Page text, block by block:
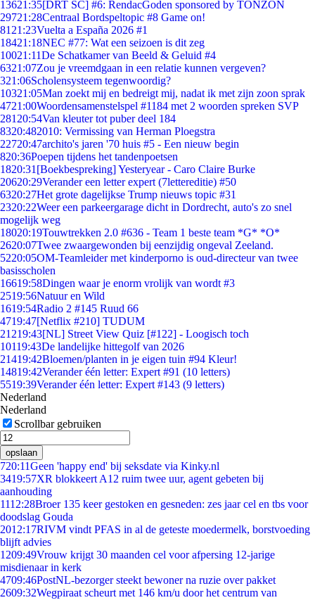
13621:35[DRT SC] #6: RendacGoden sponsored by TONZON
29721:28Centraal Bordspeltopic #8 Game on!
81 21:23Vuelta a España 2026 #1
18421:18NEC #77: Wat een seizoen is dit zeg
10021:11De Schatkamer van Beeld & Geluid #4
6321:07Zou je vreemdgaan in een relatie kunnen vergeven?
321:06Scholensysteem tegenwoordig?
10321:05Man zoekt mij en bedreigt mij, nadat ik met zijn zoon sprak
4721:00Woordensamenstelspel #1184 met 2 woorden spreken SVP
281 20:54Van kleuter tot puber deel 184
8320:482010: Vermissing van Herman Ploegstra
22720:47archito's jaren '70 huis #5 - Een nieuw begin
820:36Poepen tijdens het tandenpoetsen
1820:31 [Boekbespreking] Yesteryear - Caro Claire Burke
20620:29Verander een letter expert (7lettereditie) #50
6320:27Het grote dagelijkse Trump nieuws topic #31
2320:22Weer een parkeergarage dicht in Dordrecht, auto's zo snel
mogelijk weg
18020:19Touwtrekken 2.0 #636 - Team 1 beste team *G* *O*
2620:07Twee zwaargewonden bij eenzijdig ongeval Zeeland.
5220:05OM-Teamleider met kinderporno is oud-directeur van twee
basisscholen
16619:58Dingen waar je enorm vrolijk van wordt #3
2519:56Natuur en Wild
1619:54Radio 2 #145 Ruud 66
4719:47[Netflix #210] TUDUM
21219:43[NL] Street View Quiz [#122] - Loogisch toch
10119:43De landelijke hittegolf van 2026
21419:42Bloemen/planten in je eigen tuin #94 Kleur!
14819:42Verander één letter: Expert #91 (10 letters)
5519:39Verander één letter: Expert #143 (9 letters)
Nederland
Nederland
Scrollbar gebruiken
opslaan
720:11Geen 'happy end' bij seksdate via Kinky.nl
3419:57XR blokkeert A12 ruim twee uur, agent gebeten bij
aanhouding
1112:28Broer 135 keer gestoken en gesneden: zes jaar cel en tbs voor
doodslag Gouda
2012:17RIVM vindt PFAS in al de geteste moedermelk, borstvoeding
blijft advies
1209:49Vrouw krijgt 30 maanden cel voor afpersing 12-jarige
misdienaar in kerk
4709:46PostNL-bezorger steekt bewoner na ruzie over pakket
2609:32Wegpiraat scheurt met 146 km/u door het centrum van